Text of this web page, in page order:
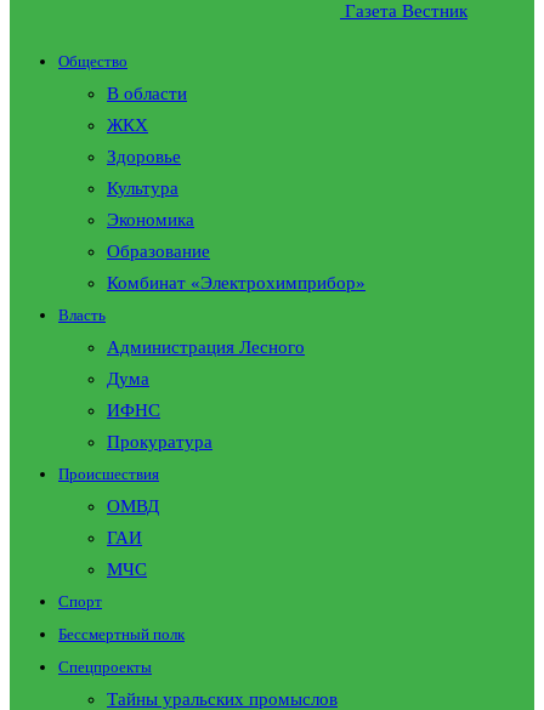
Газета Вестник
Общество
В области
ЖКХ
Здоровье
Культура
Экономика
Образование
Комбинат «Электрохимприбор»
Власть
Администрация Лесного
Дума
ИФНС
Прокуратура
Происшествия
ОМВД
ГАИ
МЧС
Спорт
Бессмертный полк
Спецпроекты
Тайны уральских промыслов